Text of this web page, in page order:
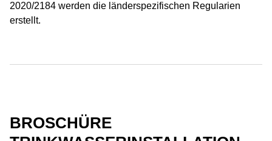
2020/2184 werden die länderspezifischen Regularien
erstellt.
BROSCHÜRE